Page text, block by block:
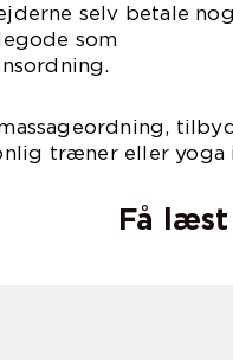
selv betale
som
træner eller yoga
Få